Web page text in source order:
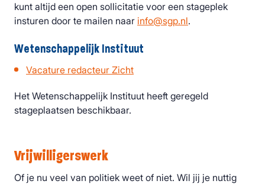
kunt altijd een open sollicitatie voor een stageplek
insturen door te mailen naar info@sgp.nl.
Wetenschappelijk Instituut
Vacature redacteur Zicht
Het Wetenschappelijk Instituut heeft geregeld
stageplaatsen beschikbaar.
Vrijwilligerswerk
Of je nu veel van politiek weet of niet. Wil jij je nuttig